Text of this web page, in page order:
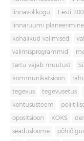
linnavolikogu Eesti 200
linnaruumi planeerimine
kohalikud valimised
valimisprogrammid
tartu vajab muutust
kommunikatsioon
tegevus tegevusetus
kohtusüsteem
opositsioon KOKS
seadusloome